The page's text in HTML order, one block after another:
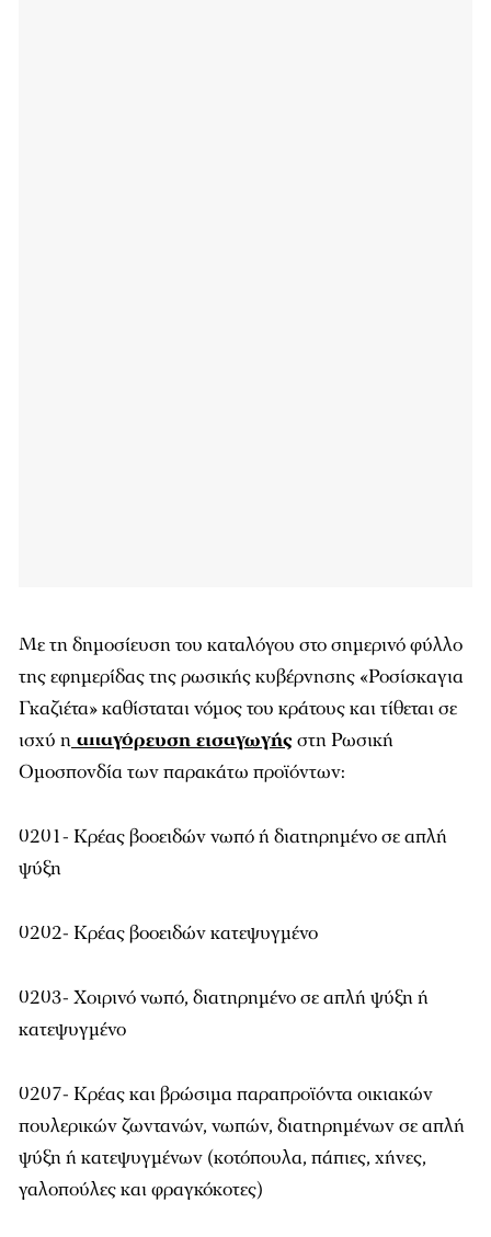
Με τη δημοσίευση του καταλόγου στο σημερινό φύλλο
της εφημερίδας της ρωσικής κυβέρνησης «Ροσίσκαγια
Γκαζιέτα» καθίσταται νόμος του κράτους και τίθεται σε
ισχύ η απαγόρευση εισαγωγήςστη Ρωσική
Ομοσπονδία των παρακάτω προϊόντων:
0201- Κρέας βοοειδών νωπό ή διατηρημένο σε απλή
ψύξη
0202- Κρέας βοοειδών κατεψυγμένο
0203- Χοιρινό νωπό, διατηρημένο σε απλή ψύξη ή
κατεψυγμένο
0207- Κρέας και βρώσιμα παραπροϊόντα οικιακών
πουλερικών ζωντανών, νωπών, διατηρημένων σε απλή
ψύξη ή κατεψυγμένων (κοτόπουλα, πάπιες, χήνες,
γαλοπούλες και φραγκόκοτες)